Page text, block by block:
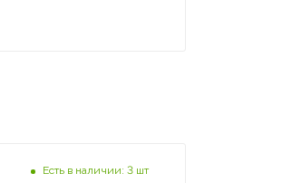
Есть в наличии: 3 шт